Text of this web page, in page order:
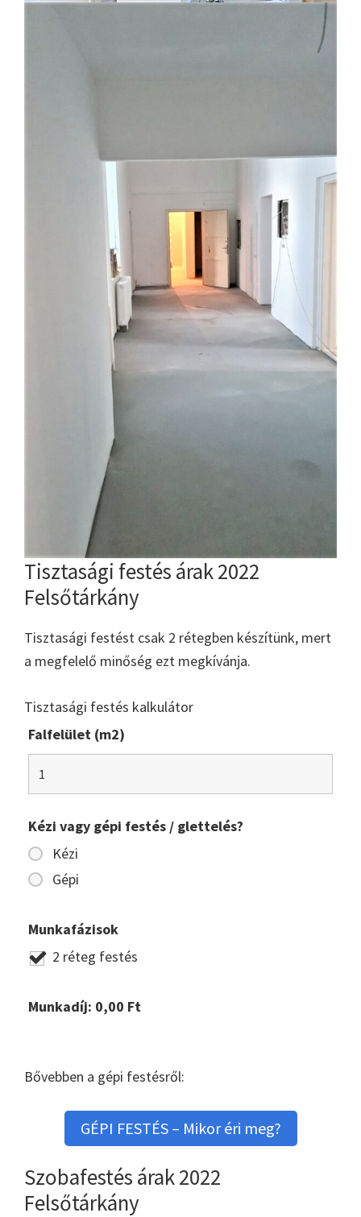
Tisztasági festés árak 2022
Felsőtárkány
Tisztasági festést csak 2 rétegben készítünk, mert
a megfelelő minőség ezt megkívánja.
Tisztasági festés kalkulátor
Falfelület (m2)
Kézi vagy gépi festés / glettelés?
Kézi
Gépi
Munkafázisok
2 réteg festés
Munkadíj: 0,00 Ft
Bővebben a gépi festésről:
GÉPI FESTÉS – Mikor éri meg?
Szobafestés árak 2022
Felsőtárkány